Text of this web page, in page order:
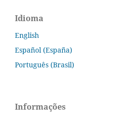
Idioma
English
Español (España)
Português (Brasil)
Informações